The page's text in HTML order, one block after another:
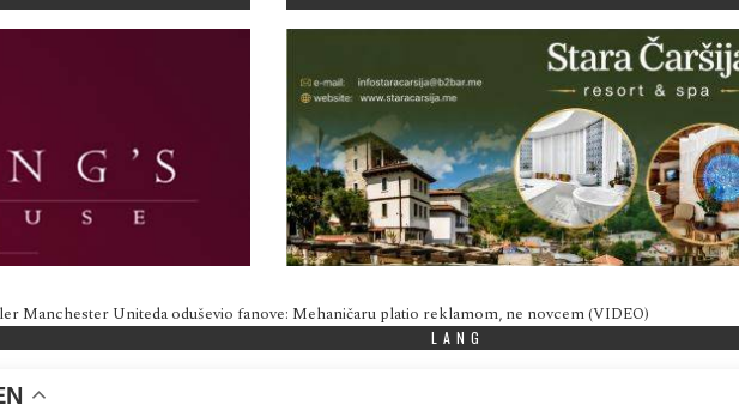
Manchester Uniteda oduševio fanove: Mehaničaru platio reklamom, ne novcem (VIDEO)
LANG